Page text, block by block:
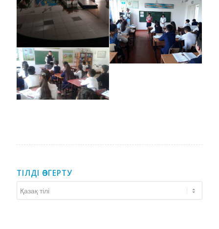
ТІЛДІ ӨЗГЕРТУ
өзгерту